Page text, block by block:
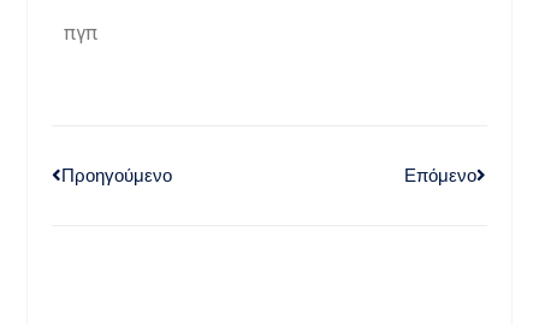
πγπ
Προηγούμενο Επόμενο